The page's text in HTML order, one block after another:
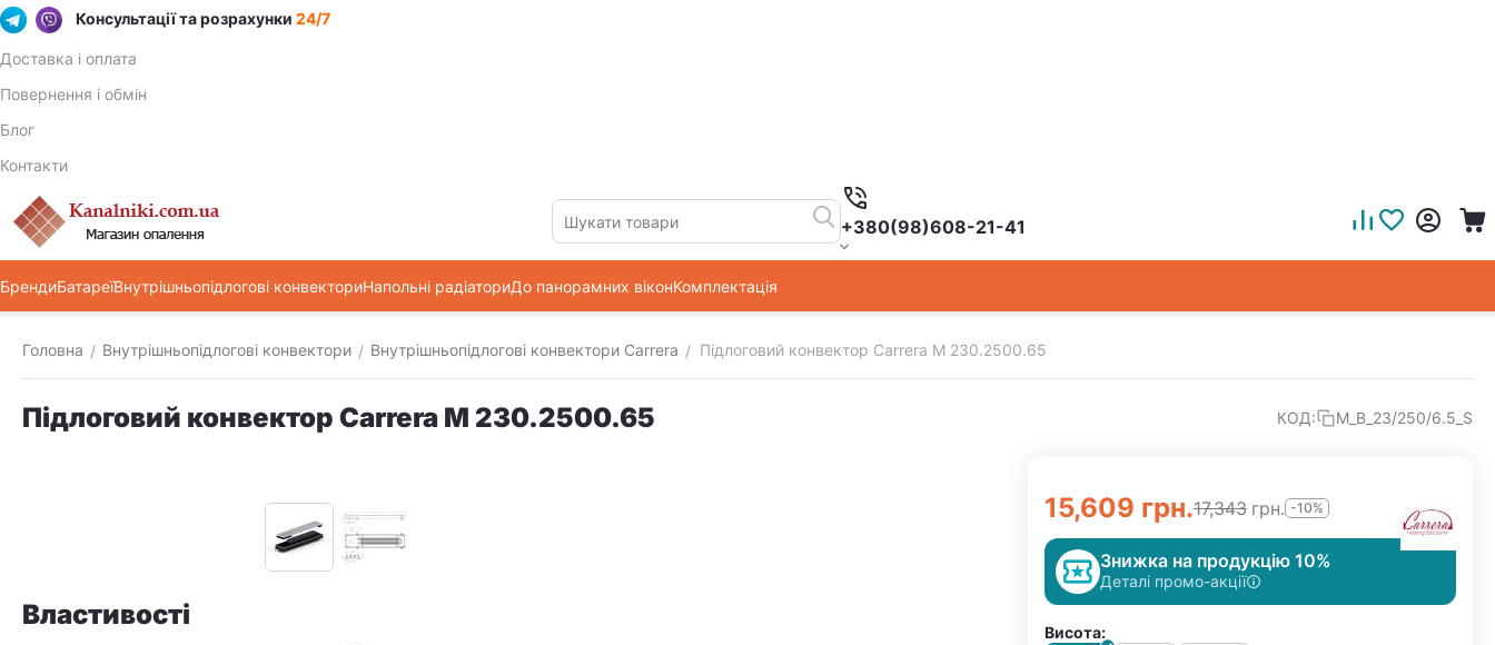
Консультації та розрахунки 24/7
Доставка і оплата
Повернення і обмін
Блог
Контакти
+380(98)608-21-41
БрендиБатареїВнутрішньопідлогові конвекториНапольні радіаториДо панорамних віконКомплектація
Головна / Внутрішньопідлогові конвектори / Внутрішньопідлогові конвектори Carrera / Підлоговий конвектор Carrera M 230.2500.65
Підлоговий конвектор Carrera M 230.2500.65 КОД: M_B_23/250/6.5_S
15,609 грн.17,343 грн. -10%
Знижка на продукцію 10%
Деталі промо-акції
Висота:
Властивості